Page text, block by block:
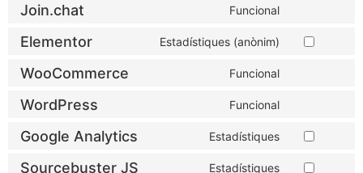
Join.chat Funcional
Elementor Estadístiques (anònim)
WooCommerce Funcional
WordPress Funcional
Google Analytics Estadístiques
Sourcebuster JS Estadístiques